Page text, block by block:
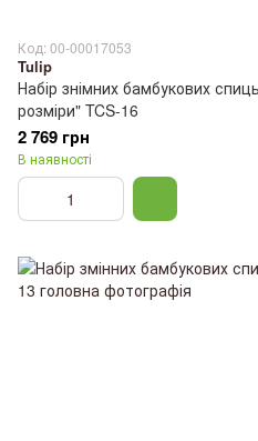
Код: 00-00017053
Tulip
Набір знімних бамбукових
розміри" TCS-16
2 769 грн
В наявності